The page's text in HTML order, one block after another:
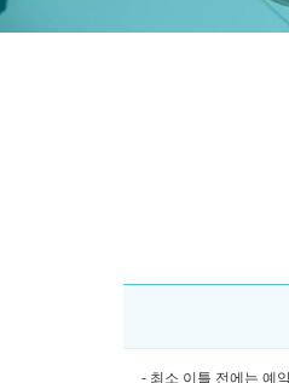
- 최소 이틀 전에는 예